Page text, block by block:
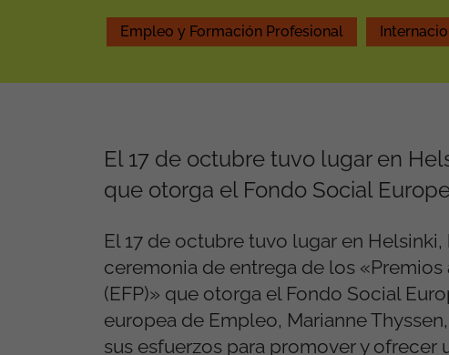
Empleo y Formación Profesional
El 17 de octubre tuvo lugar en
que otorga el Fondo Social
El 17 de octubre tuvo lugar en
ceremonia de entrega de los
(EFP)» que otorga el Fondo Social
europea de Empleo, Marianne
sus esfuerzos para promover y